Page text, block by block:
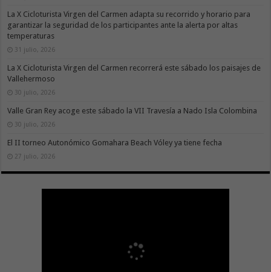
La X Cicloturista Virgen del Carmen adapta su recorrido y horario para
garantizar la seguridad de los participantes ante la alerta por altas
temperaturas
31 julio, 2026
La X Cicloturista Virgen del Carmen recorrerá este sábado los paisajes de
Vallehermoso
30 julio, 2026
Valle Gran Rey acoge este sábado la VII Travesía a Nado Isla Colombina
30 julio, 2026
El II torneo Autonómico Gomahara Beach Vóley ya tiene fecha
27 julio, 2026